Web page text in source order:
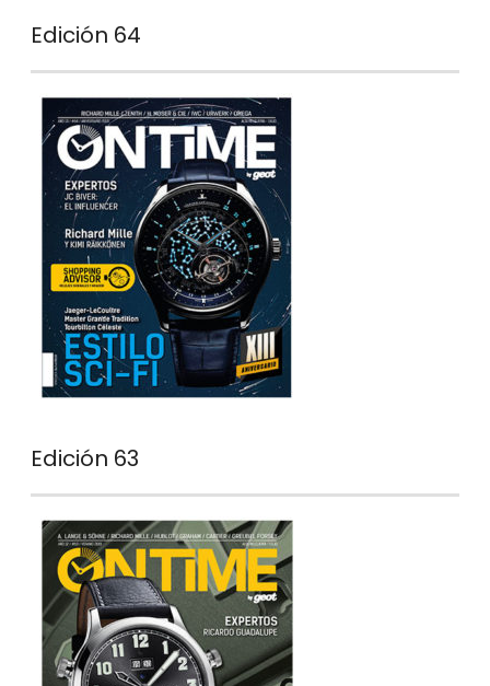
Edición 64
Edición 63